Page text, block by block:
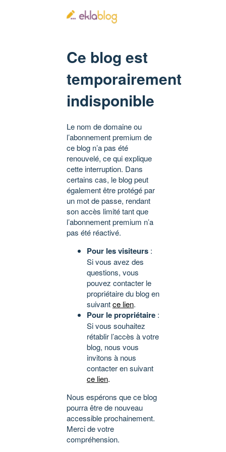
Ce blog est
temporairement
indisponible
Le nom de domaine ou
l’abonnement premium de
ce blog n’a pas été
renouvelé, ce qui explique
cette interruption. Dans
certains cas, le blog peut
également être protégé par
un mot de passe, rendant
son accès limité tant que
l’abonnement premium n’a
pas été réactivé.
Pour les visiteurs :
Si vous avez des
questions, vous
pouvez contacter le
propriétaire du blog en
suivantce lien.
Pour le propriétaire :
Si vous souhaitez
rétablir l’accès à votre
blog, nous vous
invitons à nous
contacter en suivant
ce lien.
Nous espérons que ce blog
pourra être de nouveau
accessible prochainement.
Merci de votre
compréhension.